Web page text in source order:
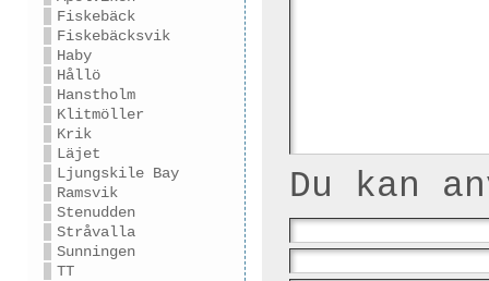
Fiskebäck
Fiskebäcksvik
Haby
Hållö
Hanstholm
Klitmöller
Krik
Läjet
Ljungskile Bay
Ramsvik
Stenudden
Stråvalla
Sunningen
TT
Du kan